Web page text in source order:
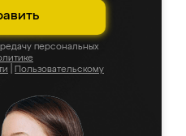
персональных
Пользовательскому